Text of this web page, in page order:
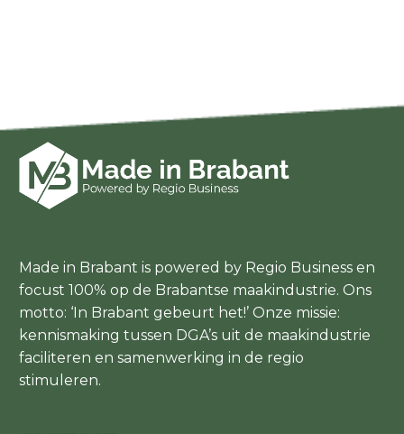
Made in Brabant is powered by Regio Business en
focust 100% op de Brabantse maakindustrie. Ons
motto: ‘In Brabant gebeurt het!’ Onze missie:
kennismaking tussen DGA’s uit de maakindustrie
faciliteren en samenwerking in de regio
stimuleren.